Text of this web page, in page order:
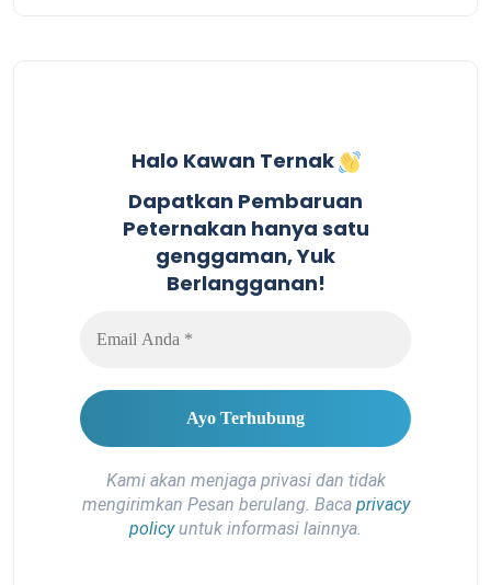
Halo Kawan Ternak
Dapatkan Pembaruan
Peternakan hanya satu
genggaman, Yuk
Berlangganan!
Kami akan menjaga privasi dan tidak
mengirimkan Pesan berulang. Baca privacy
policyuntuk informasi lainnya.